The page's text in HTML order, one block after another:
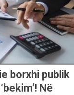
borxhi publik
Në